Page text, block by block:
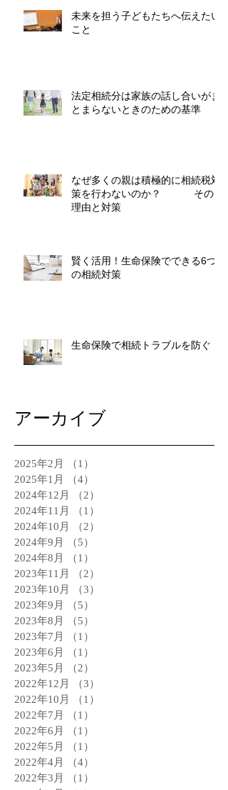
未来を担う子どもたちへ伝えたい
こと
法定相続分は家族の話し合いがま
とまらないときのための基準
なぜ多くの親は積極的に相続税対
策を行わないのか？ その
理由と対策
賢く活用！生命保険でできる6つ
の相続対策
生命保険で相続トラブルを防ぐ
アーカイブ
2025年2月 （1）
2025年1月
（4）
2024年12月
（2）
2024年11月
（1）
2024年10月
（2）
2024年9月
（5）
2024年8月
（1）
2023年11月
（2）
2023年10月
（3）
2023年9月
（5）
2023年8月
（5）
2023年7月
（1）
2023年6月
（1）
2023年5月
（2）
2022年12月
（3）
2022年10月
（1）
2022年7月
（1）
2022年6月
（1）
2022年5月
（1）
2022年4月
（4）
2022年3月
（1）